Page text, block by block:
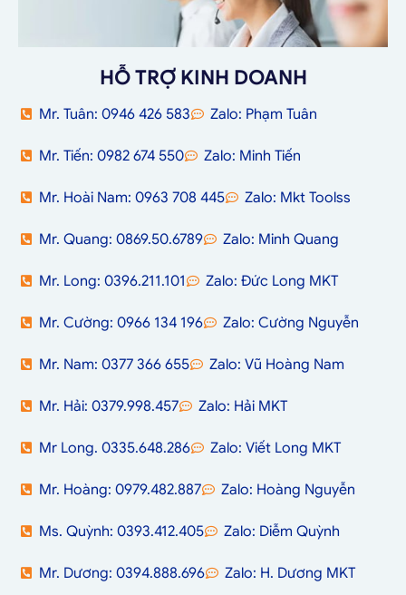
HỖ TRỢ KINH DOANH
Mr. Tuân: 0946 426 583 Zalo: Phạm Tuân
Mr. Tiến: 0982 674 550 Zalo: Minh Tiến
Mr. Hoài Nam: 0963 708 445 Zalo: Mkt Toolss
Mr. Quang: 0869.50.6789 Zalo: Minh Quang
Mr. Long: 0396.211.101 Zalo: Đức Long MKT
Mr. Cường: 0966 134 196 Zalo: Cường Nguyễn
Mr. Nam: 0377 366 655 Zalo: Vũ Hoàng Nam
Mr. Hải: 0379.998.457 Zalo: Hải MKT
Mr Long. 0335.648.286 Zalo: Viết Long MKT
Mr. Hoàng: 0979.482.887 Zalo: Hoàng Nguyễn
Ms. Quỳnh: 0393.412.405 Zalo: Diễm Quỳnh
Mr. Dương: 0394.888.696 Zalo: H. Dương MKT